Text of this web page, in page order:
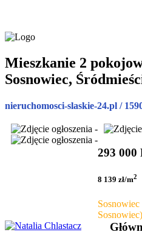
Mieszkanie 2
Sosnowiec,
nieruchomosci-slaskie-24.pl /
293 000
8 139 zł/m2
Sosnowiec)